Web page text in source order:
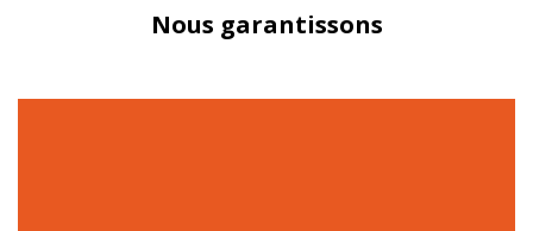
Nous garantissons